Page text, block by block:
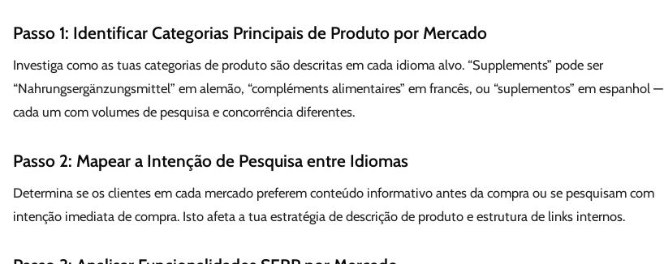
Passo 1: Identificar Categorias Principais de Produto por Mercado
Investiga como as tuas categorias de produto são descritas em cada idioma alvo. “Supplements” pode ser
“Nahrungsergänzungsmittel” em alemão, “compléments alimentaires” em francês, ou “suplementos” em espanhol —
cada um com volumes de pesquisa e concorrência diferentes.
Passo 2: Mapear a Intenção de Pesquisa entre Idiomas
Determina se os clientes em cada mercado preferem conteúdo informativo antes da compra ou se pesquisam com
intenção imediata de compra. Isto afeta a tua estratégia de descrição de produto e estrutura de links internos.